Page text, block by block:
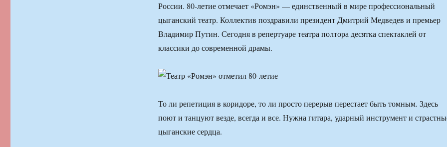
России. 80-летие отмечает «Ромэн» — единственный в мире профессиональный
цыганский театр. Коллектив поздравили президент Дмитрий Медведев и премьер
Владимир Путин. Сегодня в репертуаре театра полтора десятка спектаклей от
классики до современной драмы.
То ли репетиция в коридоре, то ли просто перерыв перестает быть томным. Здесь
поют и танцуют везде, всегда и все. Нужна гитара, ударный инструмент и
цыганские сердца.